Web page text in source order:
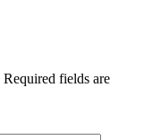
Required fields are